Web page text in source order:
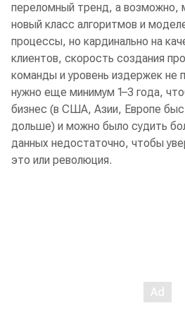
переломный тренд, а возможно,
новый класс алгоритмов и
процессы, но кардинально на
клиентов, скорость создания
команды и уровень издержек не
нужно еще минимум 1–3 года,
бизнес (в США, Азии, Европе
дольше) и можно было судить
данных недостаточно, чтобы
это или революция.